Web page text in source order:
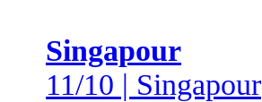
Singapour
11/10 | Singapour